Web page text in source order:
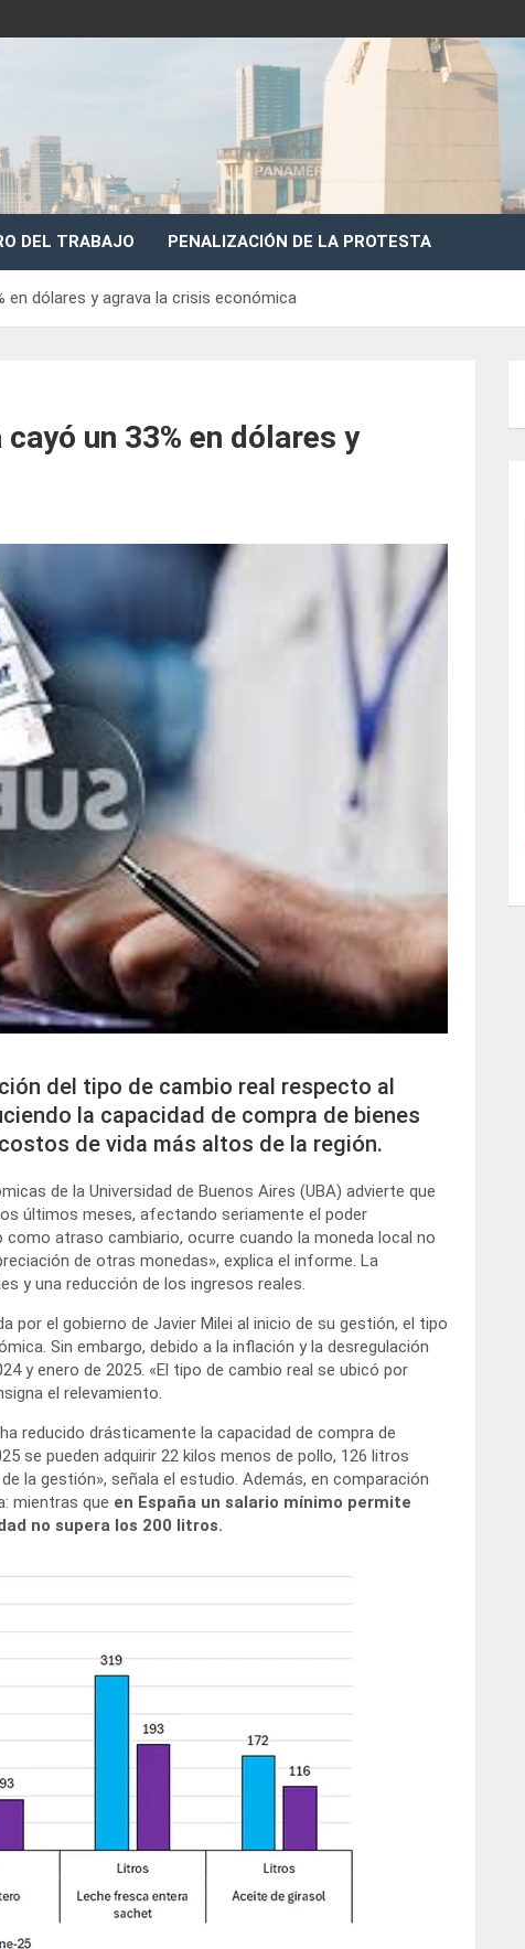
DEL TRABAJO PENALIZACIÓN DE LA PROTESTA
en dólares y agrava la crisis económica
un 33% en dólares y
del tipo de cambio real respecto al
la capacidad de compra de bienes
de vida más altos de la región.
de la Universidad de Buenos Aires (UBA) advierte que
últimos meses, afectando seriamente el poder
atraso cambiario, ocurre cuando la moneda local no
de otras monedas», explica el informe. La
y una reducción de los ingresos reales.
por el gobierno de Javier Milei al inicio de su gestión, el tipo
Sin embargo, debido a la inflación y la desregulación
y enero de 2025. «El tipo de cambio real se ubicó por
el relevamiento.
reducido drásticamente la capacidad de compra de
se pueden adquirir 22 kilos menos de pollo, 126 litros
la gestión», señala el estudio. Además, en comparación
mientras que en España un salario mínimo permite
no supera los 200 litros.